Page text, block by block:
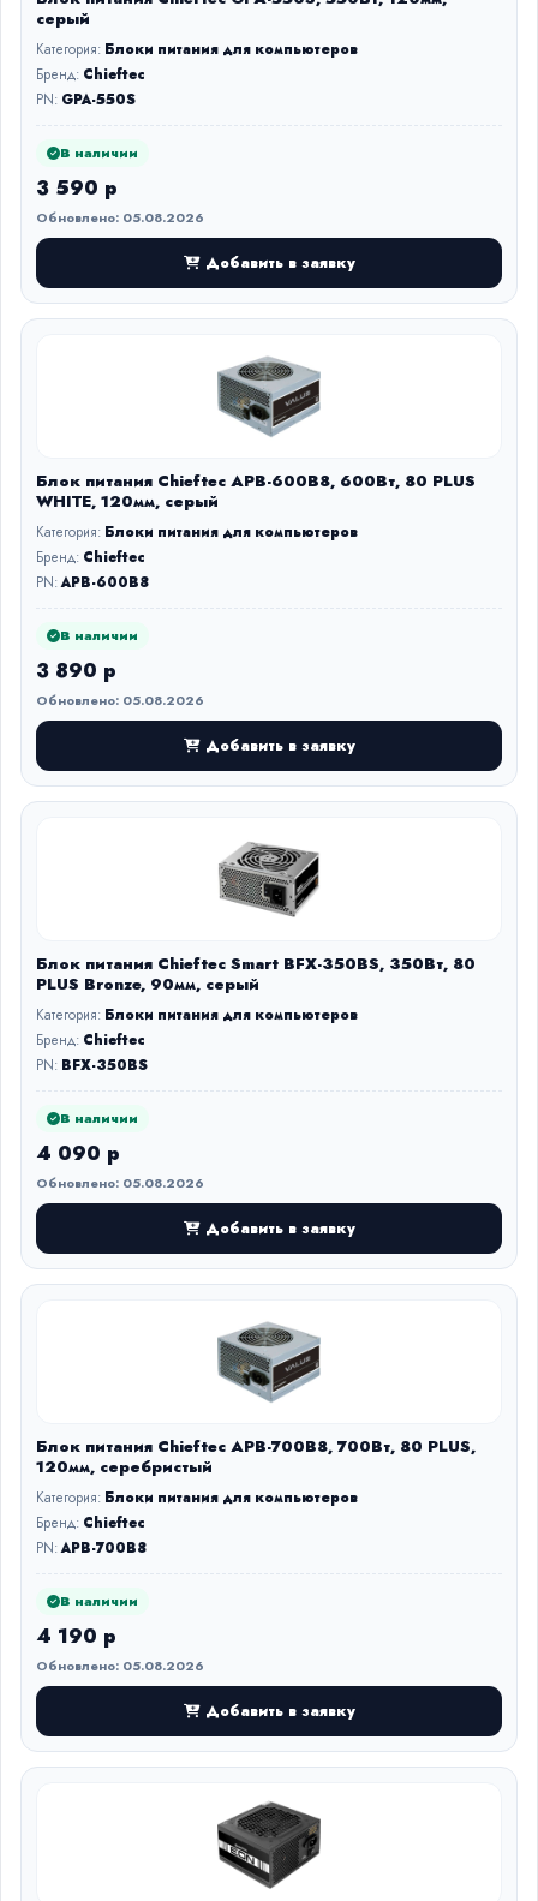
серый
Категория: Блоки питания для компьютеров
Бренд: Chieftec
PN: GPA-550S
В наличии
3 590 р
Обновлено: 05.08.2026
Добавить в заявку
Блок питания Chieftec APB-600B8, 600Вт, 80 PLUS
WHITE, 120мм, серый
Категория: Блоки питания для компьютеров
Бренд: Chieftec
PN:APB-600B8
В наличии
3 890 р
Обновлено: 05.08.2026
Добавить в заявку
Блок питания Chieftec Smart BFX-350BS, 350Вт, 80
PLUS Bronze, 90мм, серый
Категория: Блоки питания для компьютеров
Бренд: Chieftec
PN: BFX-350BS
В наличии
4 090 р
Обновлено: 05.08.2026
Добавить в заявку
Блок питания Chieftec APB-700B8, 700Вт, 80 PLUS,
120мм, серебристый
Категория: Блоки питания для компьютеров
Бренд: Chieftec
PN:APB-700B8
В наличии
4 190 р
Обновлено: 05.08.2026
Добавить в заявку